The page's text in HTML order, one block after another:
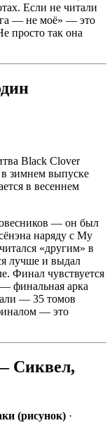
Если не читали
— не моё» — это
просто так она
Black Clover
зимнем выпуске
в весеннем
— он был
наряду с My
«другим» в
лучше и выдал
Финал чувствуется
финальная арка
— 35 томов
— это
Сиквел,
(рисунок) ·